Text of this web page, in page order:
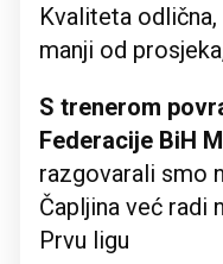
Kvaliteta
manji od
S trenerom
Federacije BiH
razgovarali smo
Čapljina već radi
Prvu ligu